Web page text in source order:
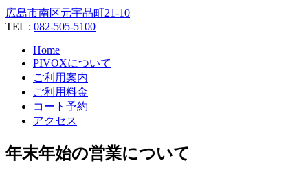
広島市南区元宇品町21-10
TEL : 082-505-5100
Home
PIVOXについて
ご利用案内
ご利用料金
コート予約
アクセス
年末年始の営業について